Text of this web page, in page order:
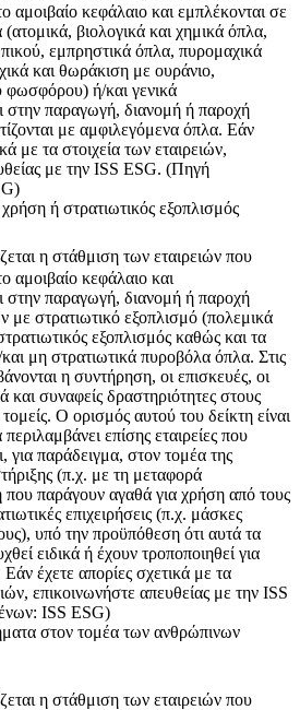
αμοιβαίο κεφάλαιο και εμπλέκονται σε
βιολογικά και χημικά όπλα,
εμπρηστικά όπλα, πυρομαχικά
και θωράκιση με ουράνιο,
φωσφόρου) ή/και γενικά
στην παραγωγή, διανομή ή παροχή
με αμφιλεγόμενα όπλα. Εάν
με τα στοιχεία των εταιρειών,
με την ISS ESG. (Πηγή
ή στρατιωτικός εξοπλισμός
η στάθμιση των εταιρειών που
αμοιβαίο κεφάλαιο και
στην παραγωγή, διανομή ή παροχή
με στρατιωτικό εξοπλισμό (πολεμικά
εξοπλισμός καθώς και τα
μη στρατιωτικά πυροβόλα όπλα. Στις
η συντήρηση, οι επισκευές, οι
και συναφείς δραστηριότητες στους
Ο ορισμός αυτού του δείκτη είναι
επίσης εταιρείες που
για παράδειγμα, στον τομέα της
(π.χ. με τη μεταφορά
παράγουν αγαθά για χρήση από τους
επιχειρήσεις (π.χ. μάσκες
υπό την προϋπόθεση ότι αυτά τα
ειδικά ή έχουν τροποποιηθεί για
έχετε απορίες σχετικά με τα
επικοινωνήστε απευθείας με την ISS
ISS ESG)
στον τομέα των ανθρώπινων
η στάθμιση των εταιρειών που